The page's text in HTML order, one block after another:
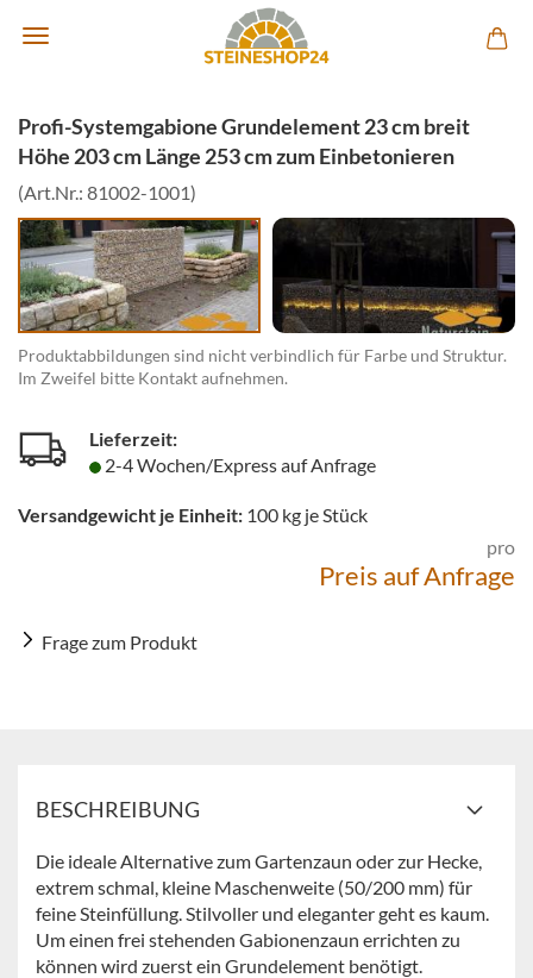
Profi-Systemgabione Grundelement 23 cm breit
Höhe 203 cm Länge 253 cm zum Einbetonieren
(Art.Nr.: 81002-1001)
Produktabbildungen sind nicht verbindlich für Farbe und Struktur.
Im Zweifel bitte Kontakt aufnehmen.
Lieferzeit:
2-4 Wochen/Express auf Anfrage
Versandgewicht je Einheit: 100 kg je Stück
pro
Preis auf Anfrage
Frage zum Produkt
BESCHREIBUNG
Die ideale Alternative zum Gartenzaun oder zur Hecke,
extrem schmal, kleine Maschenweite (50/200 mm) für
feine Steinfüllung. Stilvoller und eleganter geht es kaum.
Um einen frei stehenden Gabionenzaun errichten zu
können wird zuerst ein Grundelement benötigt.